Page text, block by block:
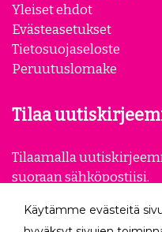
Yleiset ehdot
Evästeasetukset
Tietosuojaseloste
Peruutuslomake
Tilaa
Tilaamalla
suoraan sähköpostiisi.
Käytämme evästeitä